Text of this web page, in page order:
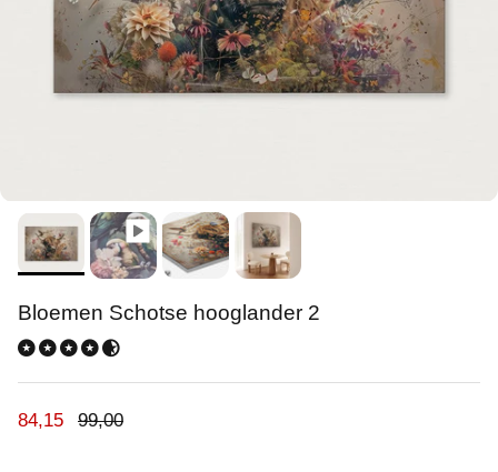
Bloemen Schotse hooglander 2
Verkoopprijs
84,15 Reguliere prijs
99,00